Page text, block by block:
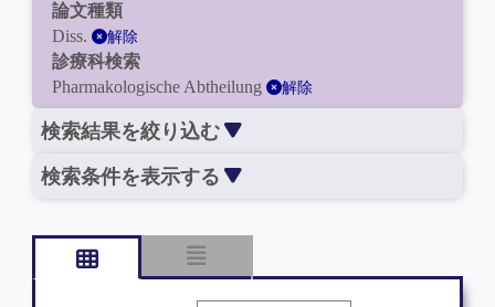
論文種類
Diss.
解除
診療科検索
Pharmakologische Abtheilung
解除
検索結果を絞り込む
検索条件を表示する